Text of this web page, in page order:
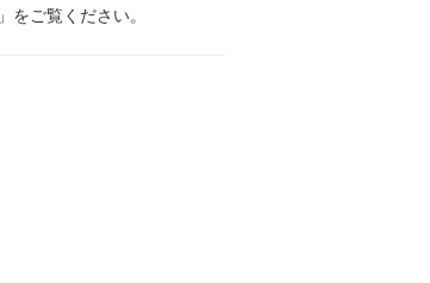
」をご覧ください。